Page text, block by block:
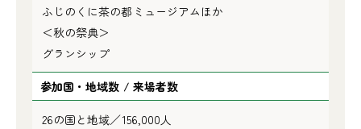
ふじのくに茶の都ミュージアムほか
＜秋の祭典＞
グランシップ
参加国・地域数 / 来場者数
26の国と地域／156,000人